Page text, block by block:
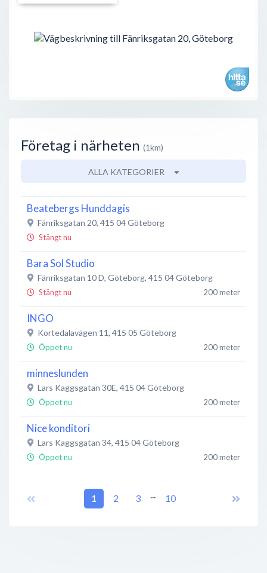
Företag i närheten (1km)
ALLA KATEGORIER
Beatebergs Hunddagis
Fänriksgatan 20, 415 04Göteborg
Stängt nu
Bara Sol Studio
Fänriksgatan 10 D, Göteborg, 415 04Göteborg
Stängt nu 200 meter
INGO
Kortedalavägen 11, 415 05 Göteborg
Öppet nu 200 meter
minneslunden
Lars Kaggsgatan 30E, 415 04Göteborg
Öppet nu 200 meter
Nice konditori
Lars Kaggsgatan 34, 415 04Göteborg
Öppet nu 200 meter
Lars Kaggsgatan 38 ,415 04 Göteborg
1 2 3 ... 10